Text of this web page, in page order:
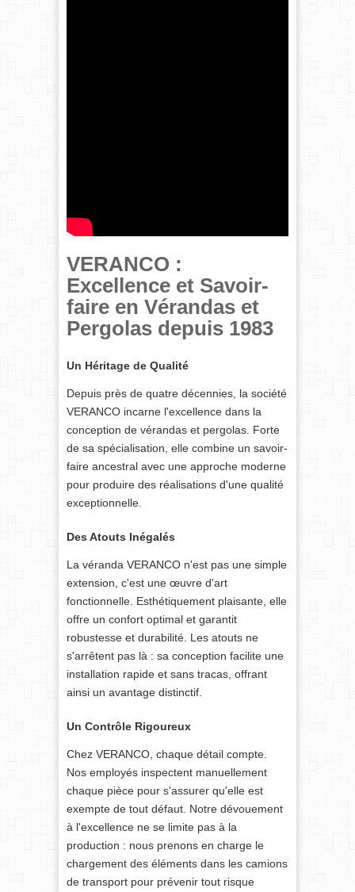
VERANCO :
Excellence et Savoir-
faire en Vérandas et
Pergolas depuis 1983
Un Héritage de Qualité
Depuis près de quatre décennies, la société
VERANCO incarne l'excellence dans la
conception de vérandas et pergolas. Forte
de sa spécialisation, elle combine un savoir-
faire ancestral avec une approche moderne
pour produire des réalisations d'une qualité
exceptionnelle.
Des Atouts Inégalés
La véranda VERANCO n'est pas une simple
extension, c'est une œuvre d'art
fonctionnelle. Esthétiquement plaisante, elle
offre un confort optimal et garantit
robustesse et durabilité. Les atouts ne
s'arrêtent pas là : sa conception facilite une
installation rapide et sans tracas, offrant
ainsi un avantage distinctif.
Un Contrôle Rigoureux
Chez VERANCO, chaque détail compte.
Nos employés inspectent manuellement
chaque pièce pour s'assurer qu'elle est
exempte de tout défaut. Notre dévouement
à l'excellence ne se limite pas à la
production : nous prenons en charge le
chargement des éléments dans les camions
de transport pour prévenir tout risque